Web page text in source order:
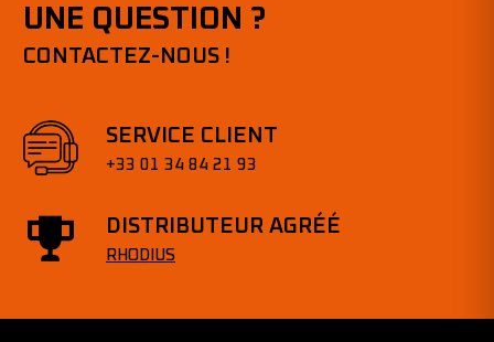
UNE QUESTION ?
CONTACTEZ-NOUS !
SERVICE CLIENT
+33 01 34 84 21 93
DISTRIBUTEUR AGRÉÉ
RHODIUS